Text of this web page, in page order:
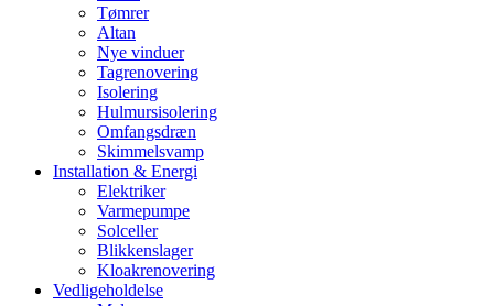
Tømrer
Altan
Nye vinduer
Tagrenovering
Isolering
Hulmursisolering
Omfangsdræn
Skimmelsvamp
Installation & Energi
Elektriker
Varmepumpe
Solceller
Blikkenslager
Kloakrenovering
Vedligeholdelse